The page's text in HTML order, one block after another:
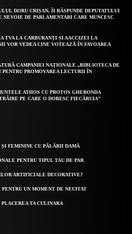
DORU CRIȘAN, ÎI RĂSPUNDE DEPUTATULUI
NEVOIE DE PARLAMENTARI CARE MUNCESC
TVA LA CARBURANȚI ȘI AACCIZEI LA
VOR VEDEA CINE VOTEAZĂ ÎN FAVOAREA
CAMPANIEI NAȚIONALE „BIBLIOTECA DE
PENTRU PROMOVAREA LECTURII ÎN
ATHOS CU PROTOS GHERONDA
PE CARE O DORESC FIECĂRUIA”
FEMININE CU PĂLĂRII DAMĂ
PENTRU TIPUL TAU DE PAR
ARTIFICIALE DECORATIVE?
UN MOMENT DE NEUITAT
TA CULINARA